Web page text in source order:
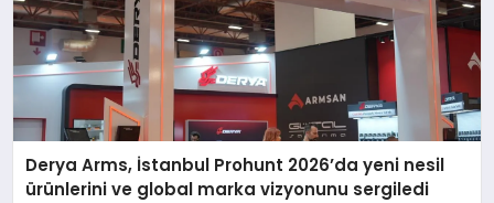
Derya Arms, İstanbul Prohunt 2026’da yeni nesil
ürünlerini ve global marka vizyonunu sergiledi